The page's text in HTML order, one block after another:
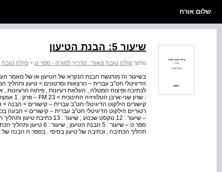
שלום אורח
שיעור 5: הבנת הטיעון
מתוך:מילה טובה מאוד : מדריך למורה - ספר ט > מילה טובה
בשיעור זה מודגשת הבנת הנקרא של הטיעון או של מאמר
הדיגיטלי חט"ב עברית – הרצאות וסרטונים > טיעון
לכתיבה ופיצוח המטלה , העלאת רעיונות , פיתוח הרעיונות ,
קישורים הילקוט הדיגיטלי חט"ב עברית – קישורים > הבנה
רטוריים הילקוט הדיגיטלי חט"ב עברית – קישורים > הבעה
ספר ט – שיעור : 5 הבנת
תהליך הכתיבה , וכתיבה של טיעון בסיסי . בספר ח הבנה של